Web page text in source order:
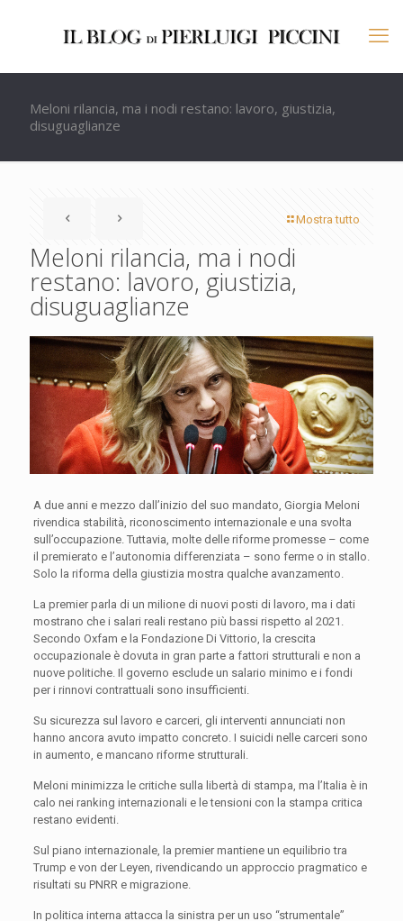
Meloni rilancia, ma i nodi restano: lavoro, giustizia,
disuguaglianze
Mostra tutto
Meloni rilancia, ma i nodi
restano: lavoro, giustizia,
disuguaglianze
A due anni e mezzo dall’inizio del suo mandato, Giorgia Meloni
rivendica stabilità, riconoscimento internazionale e una svolta
sull’occupazione. Tuttavia, molte delle riforme promesse – come
il premierato e l’autonomia differenziata – sono ferme o in stallo.
Solo la riforma della giustizia mostra qualche avanzamento.
La premier parla di un milione di nuovi posti di lavoro, ma i dati
mostrano che i salari reali restano più bassi rispetto al 2021.
Secondo Oxfam e la Fondazione Di Vittorio, la crescita
occupazionale è dovuta in gran parte a fattori strutturali e non a
nuove politiche. Il governo esclude un salario minimo e i fondi
per i rinnovi contrattuali sono insufficienti.
Su sicurezza sul lavoro e carceri, gli interventi annunciati non
hanno ancora avuto impatto concreto. I suicidi nelle carceri sono
in aumento, e mancano riforme strutturali.
Meloni minimizza le critiche sulla libertà di stampa, ma l’Italia è in
calo nei ranking internazionali e le tensioni con la stampa critica
restano evidenti.
Sul piano internazionale, la premier mantiene un equilibrio tra
Trump e von der Leyen, rivendicando un approccio pragmatico e
risultati su PNRR e migrazione.
In politica interna attacca la sinistra per un uso “strumentale”